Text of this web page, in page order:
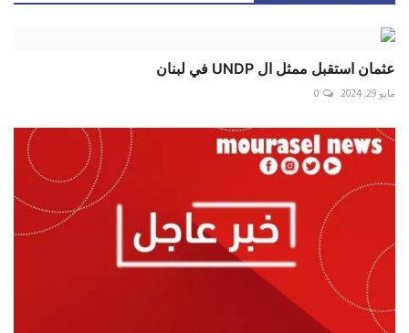
عثمان استقبل ممثل ال UNDP في لبنان
مايو 29, 2024 0